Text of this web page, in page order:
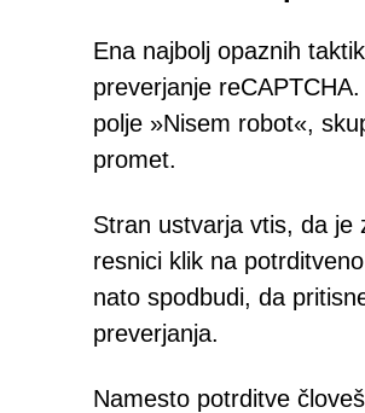
Ena najbolj opaznih
preverjanje
polje »Nisem robot«,
promet.
Stran ustvarja vtis, da je
resnici klik na
nato spodbudi, da
preverjanja.
Namesto potrditve